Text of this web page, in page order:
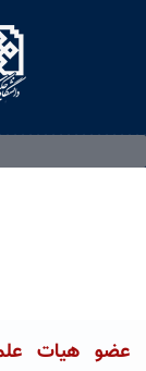
عضو هیات